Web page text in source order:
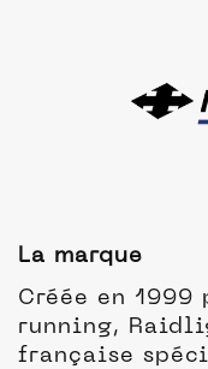
La marque
Créée en
running,
française